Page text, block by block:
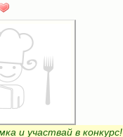
и участвай в конкурс!